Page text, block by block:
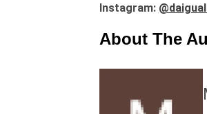
Instagram:
About The